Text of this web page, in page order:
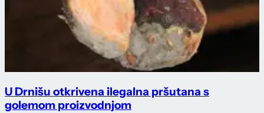
U Drnišu otkrivena ilegalna pršutana s
golemom proizvodnjom